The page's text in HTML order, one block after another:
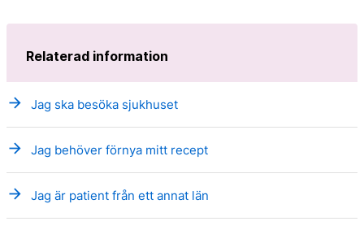
Relaterad information
arrow_forward Jag ska besöka sjukhuset
arrow_forward Jag behöver förnya mitt recept
arrow_forward Jag är patient från ett annat län